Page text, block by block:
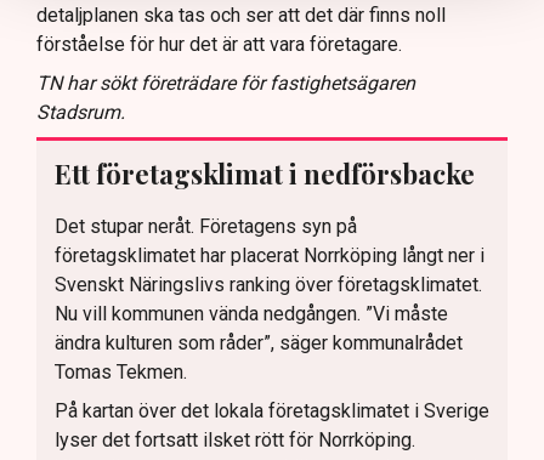
detaljplanen ska tas och ser att det där finns noll
förståelse för hur det är att vara företagare.
TN har sökt företrädare för fastighetsägaren
Stadsrum.
Ett företagsklimat i nedförsbacke
Det stupar neråt. Företagens syn på
företagsklimatet har placerat Norrköping långt ner i
Svenskt Näringslivs ranking över företagsklimatet.
Nu vill kommunen vända nedgången. ”Vi måste
ändra kulturen som råder”, säger kommunalrådet
Tomas Tekmen.
På kartan över det lokala företagsklimatet i Sverige
lyser det fortsatt ilsket rött för Norrköping.